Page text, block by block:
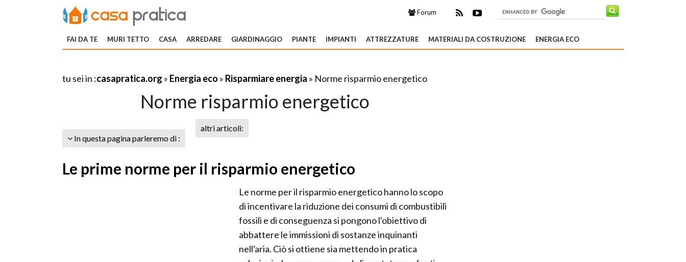
Forum
FAI DA TE MURI TETTO CASA ARREDARE GIARDINAGGIO PIANTE IMPIANTI ATTREZZATURE MATERIALI DA COSTRUZIONE ENERGIA ECO
tu sei in :casapratica.org » Energia eco » Risparmiare energia » Norme risparmio energetico
Norme risparmio energetico
In questa pagina parleremo di :
altri articoli:
Le prime norme per il risparmio energetico
Le norme per il risparmio energetico hanno lo scopo
di incentivare la riduzione dei consumi di combustibili
fossili e di conseguenza si pongono l'obiettivo di
abbattere le immissioni di sostanze inquinanti
nell'aria. Ciò si ottiene sia mettendo in pratica